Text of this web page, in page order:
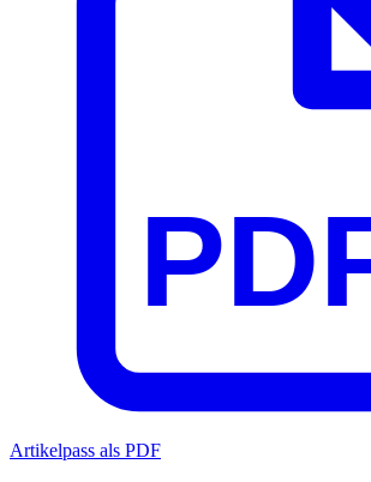
Artikelpass als PDF